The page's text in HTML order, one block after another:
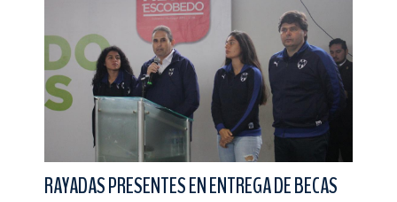
RAYADAS PRESENTES EN ENTREGA DE BECAS